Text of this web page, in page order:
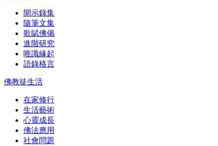
開示錄集
隨筆文集
歌賦佛偈
進階研究
唯識緣起
語錄格言
佛教徒生活
在家修行
生活藝術
心靈成長
佛法應用
社會問題